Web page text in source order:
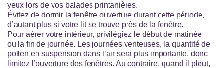
yeux lors de vos balades printanières.
Évitez de dormir la fenêtre ouverture durant cette période,
d’autant plus si votre lit se trouve près de la fenêtre.
Pour aérer votre intérieur, privilégiez le début de matinée
ou la fin de journée. Les journées venteuses, la quantité de
pollen en suspension dans l’air sera plus importante, donc
limitez l’ouverture des fenêtres. Au contraire, quand il pleut,